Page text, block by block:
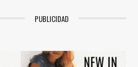
PUBLICIDAD